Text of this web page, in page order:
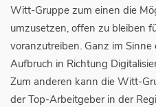
Witt-Gruppe zum einen die
umzusetzen, offen zu bleiben
voranzutreiben. Ganz im
Aufbruch in Richtung
Zum anderen kann die Witt-
der Top-Arbeitgeber in der